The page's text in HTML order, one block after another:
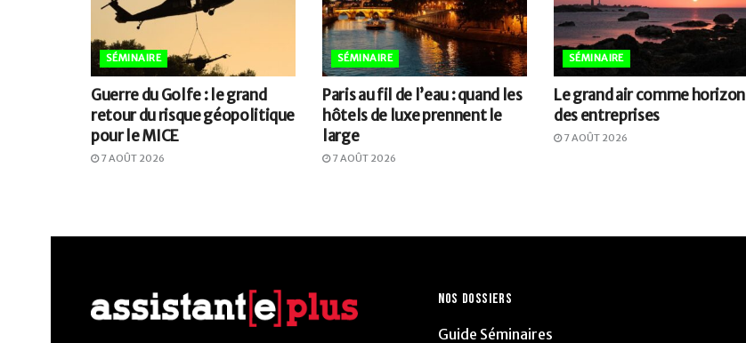
SÉMINAIRE
Guerre du Golfe : le grand
retour du risque géopolitique
pour le MICE
7 AOÛT 2026
SÉMINAIRE
Paris au fil de l’eau : quand les
hôtels de luxe prennent le
large
7 AOÛT 2026
SÉMINAIRE
Le grand air comme horizon
des entreprises
7 AOÛT 2026
NOS DOSSIERS
Guide Séminaires